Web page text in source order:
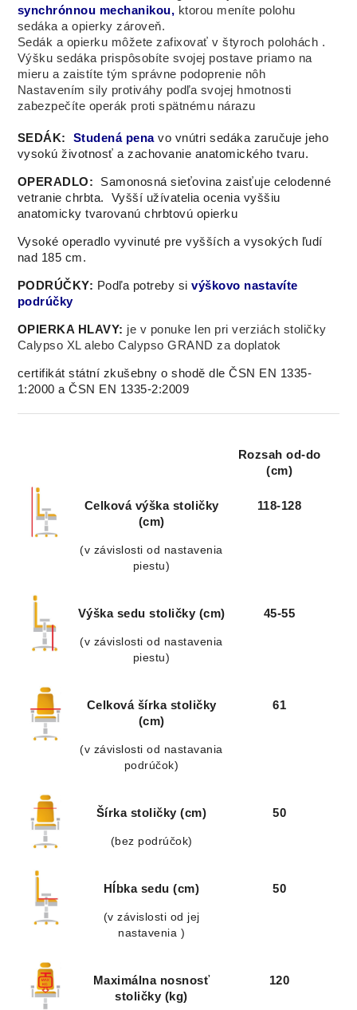
synchrónnou mechanikou, ktorou meníte polohu
sedáka a opierky zároveň.
Sedák a opierku môžete zafixovať v štyroch polohách .
Výšku sedáka prispôsobíte svojej postave priamo na
mieru a zaistíte tým správne podoprenie nôh
Nastavením sily protiváhy podľa svojej hmotnosti
zabezpečíte operák proti spätnému nárazu
SEDÁK: Studená penavo vnútri sedáka zaručuje jeho
vysokú životnosť a zachovanie anatomického tvaru.
OPERADLO:
Samonosná sieťovina zaisťuje celodenné
vetranie chrbta. Vyšší užívatelia ocenia vyššiu
anatomicky tvarovanú chrbtovú opierku
Vysoké operadlo vyvinuté pre vyšších a vysokých ľudí
nad 185 cm.
PODRÚČKY: Podľa potreby sivýškovo nastavíte
podrúčky
OPIERKA HLAVY: je v ponuke len pri verziách stoličky
Calypso XL alebo Calypso GRAND za doplatok
certifikát státní zkušebny o shodě dle ČSN EN 1335-
1:2000 a ČSN EN 1335-2:2009
Rozsah od-do
(cm)
Celková výška stoličky
(cm)
(v závislosti od nastavenia
piestu)
118-128
Výška sedu stoličky (cm)
(v závislosti od nastavenia
piestu)
45-55
Celková šírka stoličky
(cm)
(v závislosti od nastavania
podrúčok)
61
Šírka stoličky (cm)
(bez podrúčok)
50
Hĺbka sedu (cm)
(v závislosti od jej
nastavenia )
50
Maximálna nosnosť
stoličky (kg)
120